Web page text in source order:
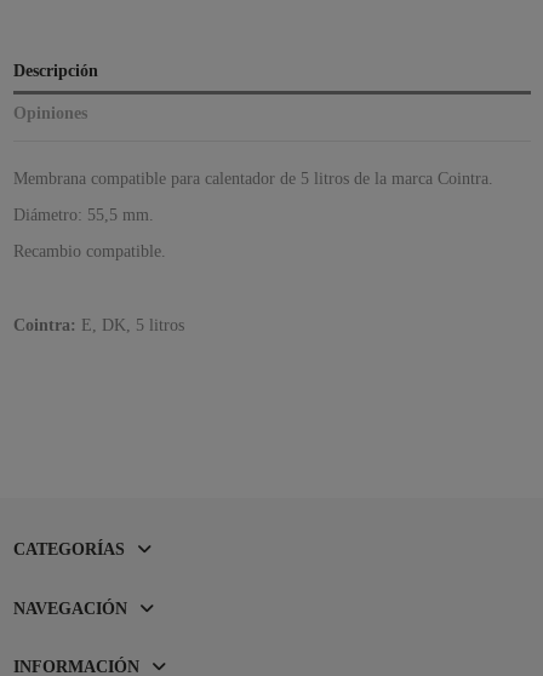
Descripción
Opiniones
Membrana compatible para calentador de 5 litros de la marca Cointra.
Diámetro: 55,5 mm.
Recambio compatible.
Cointra: E, DK, 5 litros
CATEGORÍAS
NAVEGACIÓN
INFORMACIÓN